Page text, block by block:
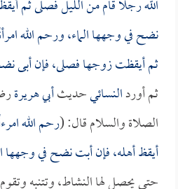
الله رجلاً قام من الليل فصلى ثم
نضح في وجهها الماء، ورحم الله
ثم أيقظت زوجها فصلى، فإن أبى
ثم أوردالنسائيحديثأبي هريرة
الصلاة والسلام قال: (رحم الله
أيقظ أهله، فإن أبت نضح في وجهها
حتى يحصل لها النشاط، وتتنبه